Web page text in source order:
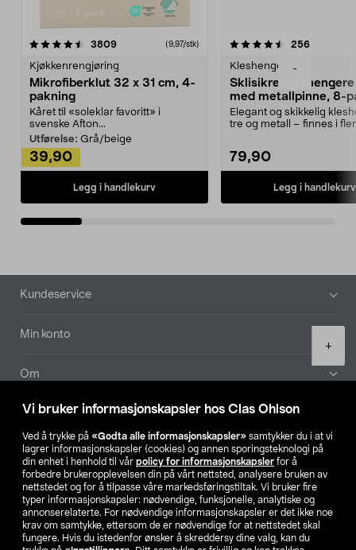
Vi bruker informasjonskapsler hos Clas Ohlson
Ved å trykke på «Godta alle informasjonskapsler» samtykker du i at vi
lagrer informasjonskapsler (cookies) og annen sporingsteknologi på
din enhet i henhold til vår policy for informasjonskapsler for å
forbedre brukeropplevelsen din på vårt nettsted, analysere bruken av
nettstedet og for å tilpasse våre markedsføringstiltak. Vi bruker fire
typer informasjonskapsler: nødvendige, funksjonelle, analytiske og
annonserelaterte. For nødvendige informasjonskapsler er det ikke noe
krav om samtykke, ettersom de er nødvendige for at nettstedet skal
fungere. Hvis du istedenfor ønsker å skreddersy dine valg, kan du
-
+
3809anmeldelser(9,97/stk)
Kjøkkenrengjøring
Mikrofiberklut 32 x 31 cm, 4-
pakning
Kåret til «soleklar favoritt» i
svenske Afton...
Utførelse: Grå/beige
39,90
Legg i handlekurv
4.5av 5 stjerner 256
Kleshengere
Sklisikre
med metallpinne, 8-
Elegant og skikkelig
tre og metall – finnes i
79,90
Legg i handlekurv
4.5av 5 stjerner
Bunntekst
Kundeservice
Min konto
Om
Aktuelt
Våre selskaper
Finn din butikk
SE NO FI